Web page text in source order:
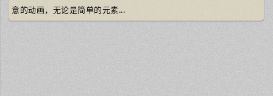
意的动画，无论是简单的元素...